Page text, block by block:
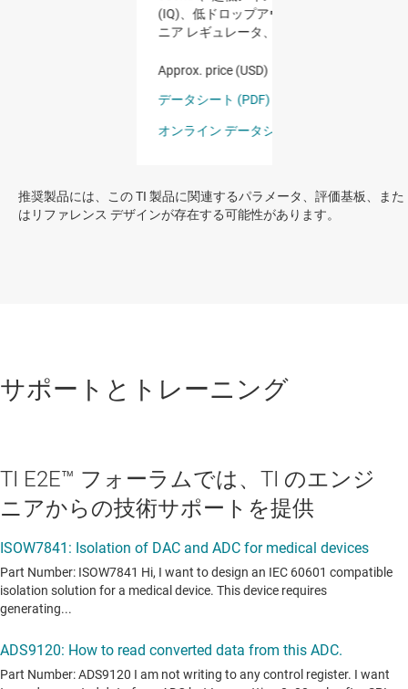
推奨製品には、この TI 製品に関連するパラメータ、評価基板、また
はリファレンス デザインが存在する可能性があります。
サポートとトレーニング
TI E2E™ フォーラムでは、TI のエンジ
ニアからの技術サポートを提供